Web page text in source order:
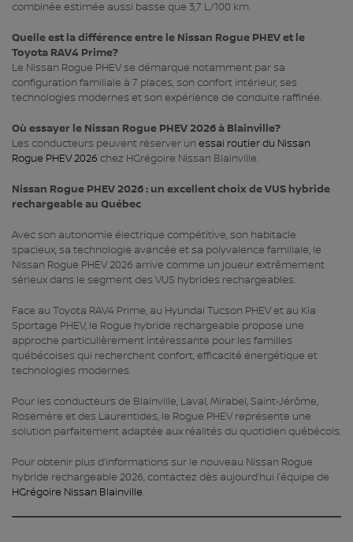
combinée estimée aussi basse que 3,7 L/100 km.
Quelle est la différence entre le Nissan Rogue PHEV et le
Toyota RAV4 Prime?
Le Nissan Rogue PHEV se démarque notamment par sa
configuration familiale à 7 places, son confort intérieur, ses
technologies modernes et son expérience de conduite raffinée.
Où essayer le Nissan Rogue PHEV 2026 à Blainville?
Les conducteurs peuvent réserver un essai routier du Nissan
Rogue PHEV 2026 chez HGrégoire Nissan Blainville.
Nissan Rogue PHEV 2026 : un excellent choix de VUS hybride
rechargeable au Québec
Avec son autonomie électrique compétitive, son habitacle
spacieux, sa technologie avancée et sa polyvalence familiale, le
Nissan Rogue PHEV 2026 arrive comme un joueur extrêmement
sérieux dans le segment des VUS hybrides rechargeables.
Face au Toyota RAV4 Prime, au Hyundai Tucson PHEV et au Kia
Sportage PHEV, le Rogue hybride rechargeable propose une
approche particulièrement intéressante pour les familles
québécoises qui recherchent confort, efficacité énergétique et
technologies modernes.
Pour les conducteurs de Blainville, Laval, Mirabel, Saint‑Jérôme,
Rosemère et des Laurentides, le Rogue PHEV représente une
solution parfaitement adaptée aux réalités du quotidien québécois.
Pour obtenir plus d’informations sur le nouveau Nissan Rogue
hybride rechargeable 2026, contactez dès aujourd’hui l’équipe de
HGrégoire Nissan Blainville.